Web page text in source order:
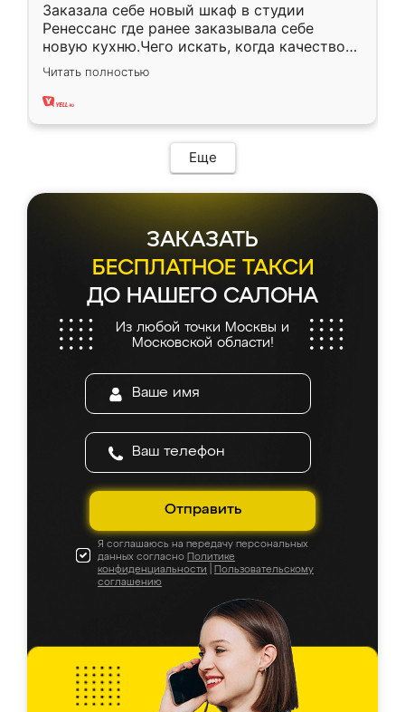
Заказала себе новый шкаф в студии
Ренессанс где ранее заказывала себе
новую кухню.Чего искать, когда качеством
вполне довольна. Служит кухня уже почти
два года, нареканий нет.
Читать полностью
Еще
ЗАКАЗАТЬ
БЕСПЛАТНОЕ ТАКСИ
ДО НАШЕГО САЛОНА
Из любой точки Москвы и
Московской области!
Отправить
Я соглашаюсь на передачу персональных
данных согласно Политике
конфиденциальности
Пользовательскому
соглашению